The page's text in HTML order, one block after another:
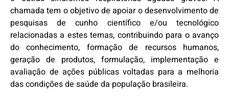
chamada tem o objetivo de apoiar o desenvolvimento de
pesquisas de cunho científico e/ou tecnológico
relacionadas a estes temas, contribuindo para o avanço
do conhecimento, formação de recursos humanos,
geração de produtos, formulação, implementação e
avaliação de ações públicas voltadas para a melhoria
das condições de saúde da população brasileira.